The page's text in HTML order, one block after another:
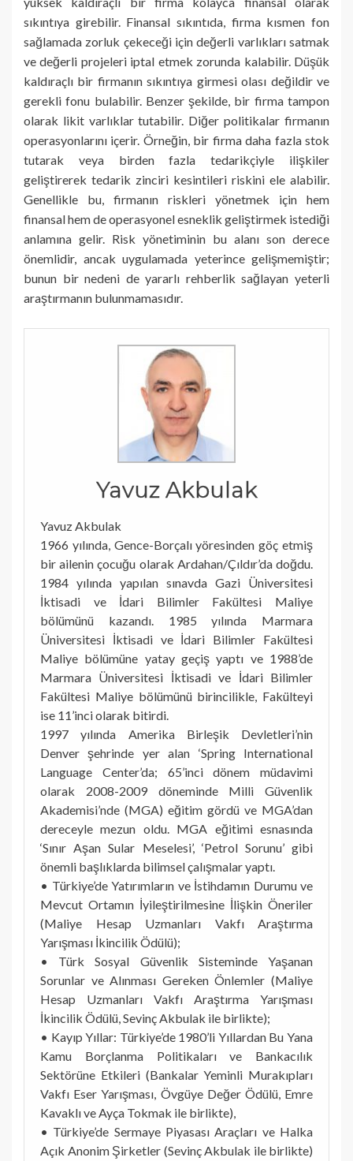
sıkıntıya girebilir. Finansal sıkıntıda, firma kısmen fon
sağlamada zorluk çekeceği için değerli varlıkları satmak
ve değerli projeleri iptal etmek zorunda kalabilir. Düşük
kaldıraçlı bir firmanın sıkıntıya girmesi olası değildir ve
gerekli fonu bulabilir. Benzer şekilde, bir firma tampon
olarak likit varlıklar tutabilir. Diğer politikalar firmanın
operasyonlarını içerir. Örneğin, bir firma daha fazla stok
tutarak veya birden fazla tedarikçiyle ilişkiler
geliştirerek tedarik zinciri kesintileri riskini ele alabilir.
Genellikle bu, firmanın riskleri yönetmek için hem
finansal hem de operasyonel esneklik geliştirmek istediği
anlamına gelir. Risk yönetiminin bu alanı son derece
önemlidir, ancak uygulamada yeterince gelişmemiştir;
bunun bir nedeni de yararlı rehberlik sağlayan yeterli
araştırmanın bulunmamasıdır.
Yavuz Akbulak
Yavuz Akbulak
1966 yılında, Gence-Borçalı yöresinden göç etmiş
bir ailenin çocuğu olarak Ardahan/Çıldır’da doğdu.
1984 yılında yapılan sınavda Gazi Üniversitesi
İktisadi ve İdari Bilimler Fakültesi Maliye
bölümünü kazandı. 1985 yılında Marmara
Üniversitesi İktisadi ve İdari Bilimler Fakültesi
Maliye bölümüne yatay geçiş yaptı ve 1988’de
Marmara Üniversitesi İktisadi ve İdari Bilimler
Fakültesi Maliye bölümünü birincilikle, Fakülteyi
ise 11’inci olarak bitirdi.
1997 yılında Amerika Birleşik Devletleri’nin
Denver şehrinde yer alan ‘Spring International
Language Center’da; 65’inci dönem müdavimi
olarak 2008-2009 döneminde Milli Güvenlik
Akademisi’nde (MGA) eğitim gördü ve MGA’dan
dereceyle mezun oldu. MGA eğitimi esnasında
‘Sınır Aşan Sular Meselesi’, ‘Petrol Sorunu’ gibi
önemli başlıklarda bilimsel çalışmalar yaptı.
• Türkiye’de Yatırımların ve İstihdamın Durumu ve
Mevcut Ortamın İyileştirilmesine İlişkin Öneriler
(Maliye Hesap Uzmanları Vakfı Araştırma
Yarışması İkincilik Ödülü);
• Türk Sosyal Güvenlik Sisteminde Yaşanan
Sorunlar ve Alınması Gereken Önlemler (Maliye
Hesap Uzmanları Vakfı Araştırma Yarışması
İkincilik Ödülü, Sevinç Akbulak ile birlikte);
• Kayıp Yıllar: Türkiye’de 1980’li Yıllardan Bu Yana
Kamu Borçlanma Politikaları ve Bankacılık
Sektörüne Etkileri (Bankalar Yeminli Murakıpları
Vakfı Eser Yarışması, Övgüye Değer Ödülü, Emre
Kavaklı ve Ayça Tokmak ile birlikte),
• Türkiye’de Sermaye Piyasası Araçları ve Halka
Açık Anonim Şirketler (Sevinç Akbulak ile birlikte)